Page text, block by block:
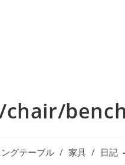
bench
グテーブル / 家具 / 日記